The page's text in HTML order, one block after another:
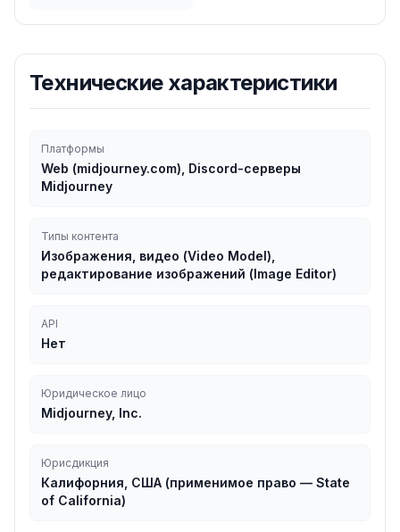
Технические характеристики
Платформы
Web (midjourney.com), Discord-серверы
Midjourney
Типы контента
Изображения, видео (Video Model),
редактирование изображений (Image Editor)
API
Нет
Юридическое лицо
Midjourney, Inc.
Юрисдикция
Калифорния, США (применимое право — State
of California)